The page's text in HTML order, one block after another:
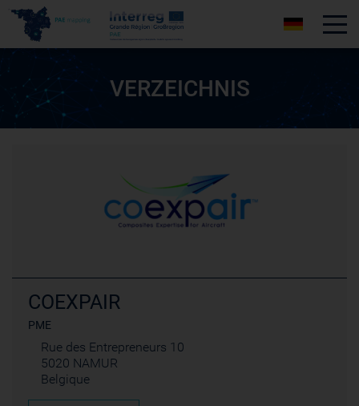
VERZEICHNIS
COEXPAIR
PME
Rue des Entrepreneurs 10
5020 NAMUR
Belgique